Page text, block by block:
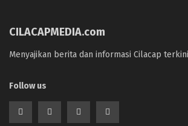
CILACAPMEDIA.com
Menyajikan berita dan informasi Cilacap terkini
Follow us